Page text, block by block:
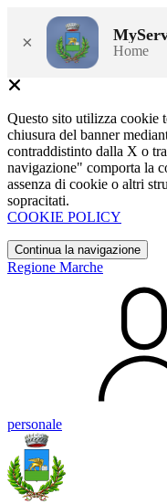
× Home
Questo sito utilizza cookie
chiusura del banner
contraddistinto dalla X o
navigazione" comporta la
assenza di cookie o altri
sopracitati.
COOKIE POLICY
Continua la navigazione
Regione Marche
personale